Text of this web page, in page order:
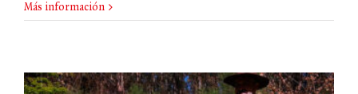
Más información